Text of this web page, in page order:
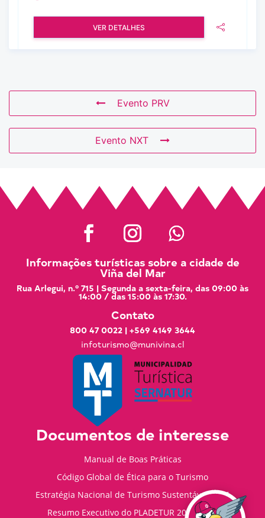
VER DETALHES
Evento PRV
Evento NXT
Informações turísticas sobre a cidade de
Viña del Mar
Rua Arlegui, n.º 715 | Segunda a sexta-feira, das 09:00 às
14:00 / das 15:00 às 17:30.
Contato
800 47 0022 | +569 4149 3644
infoturismo@munivina.cl
Documentos de interesse
Manual de Boas Práticas
Código Global de Ética para o Turismo
Estratégia Nacional de Turismo Sustentável 2035
Resumo Executivo do PLADETUR 2025-2023